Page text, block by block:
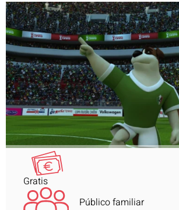
Gratis
Público familiar